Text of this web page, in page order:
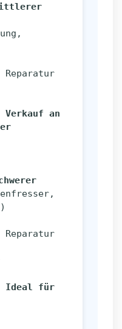
Verkauf an
Ideal für